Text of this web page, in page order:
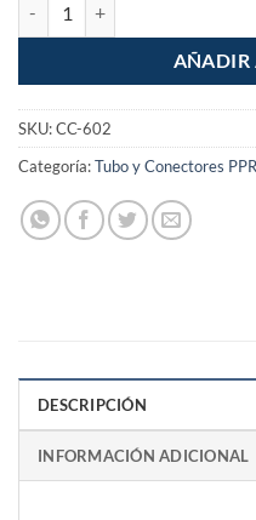
AÑADIR
SKU:CC-602
Categoría:Tubo y Conectores
DESCRIPCIÓN
INFORMACIÓN ADICIONAL